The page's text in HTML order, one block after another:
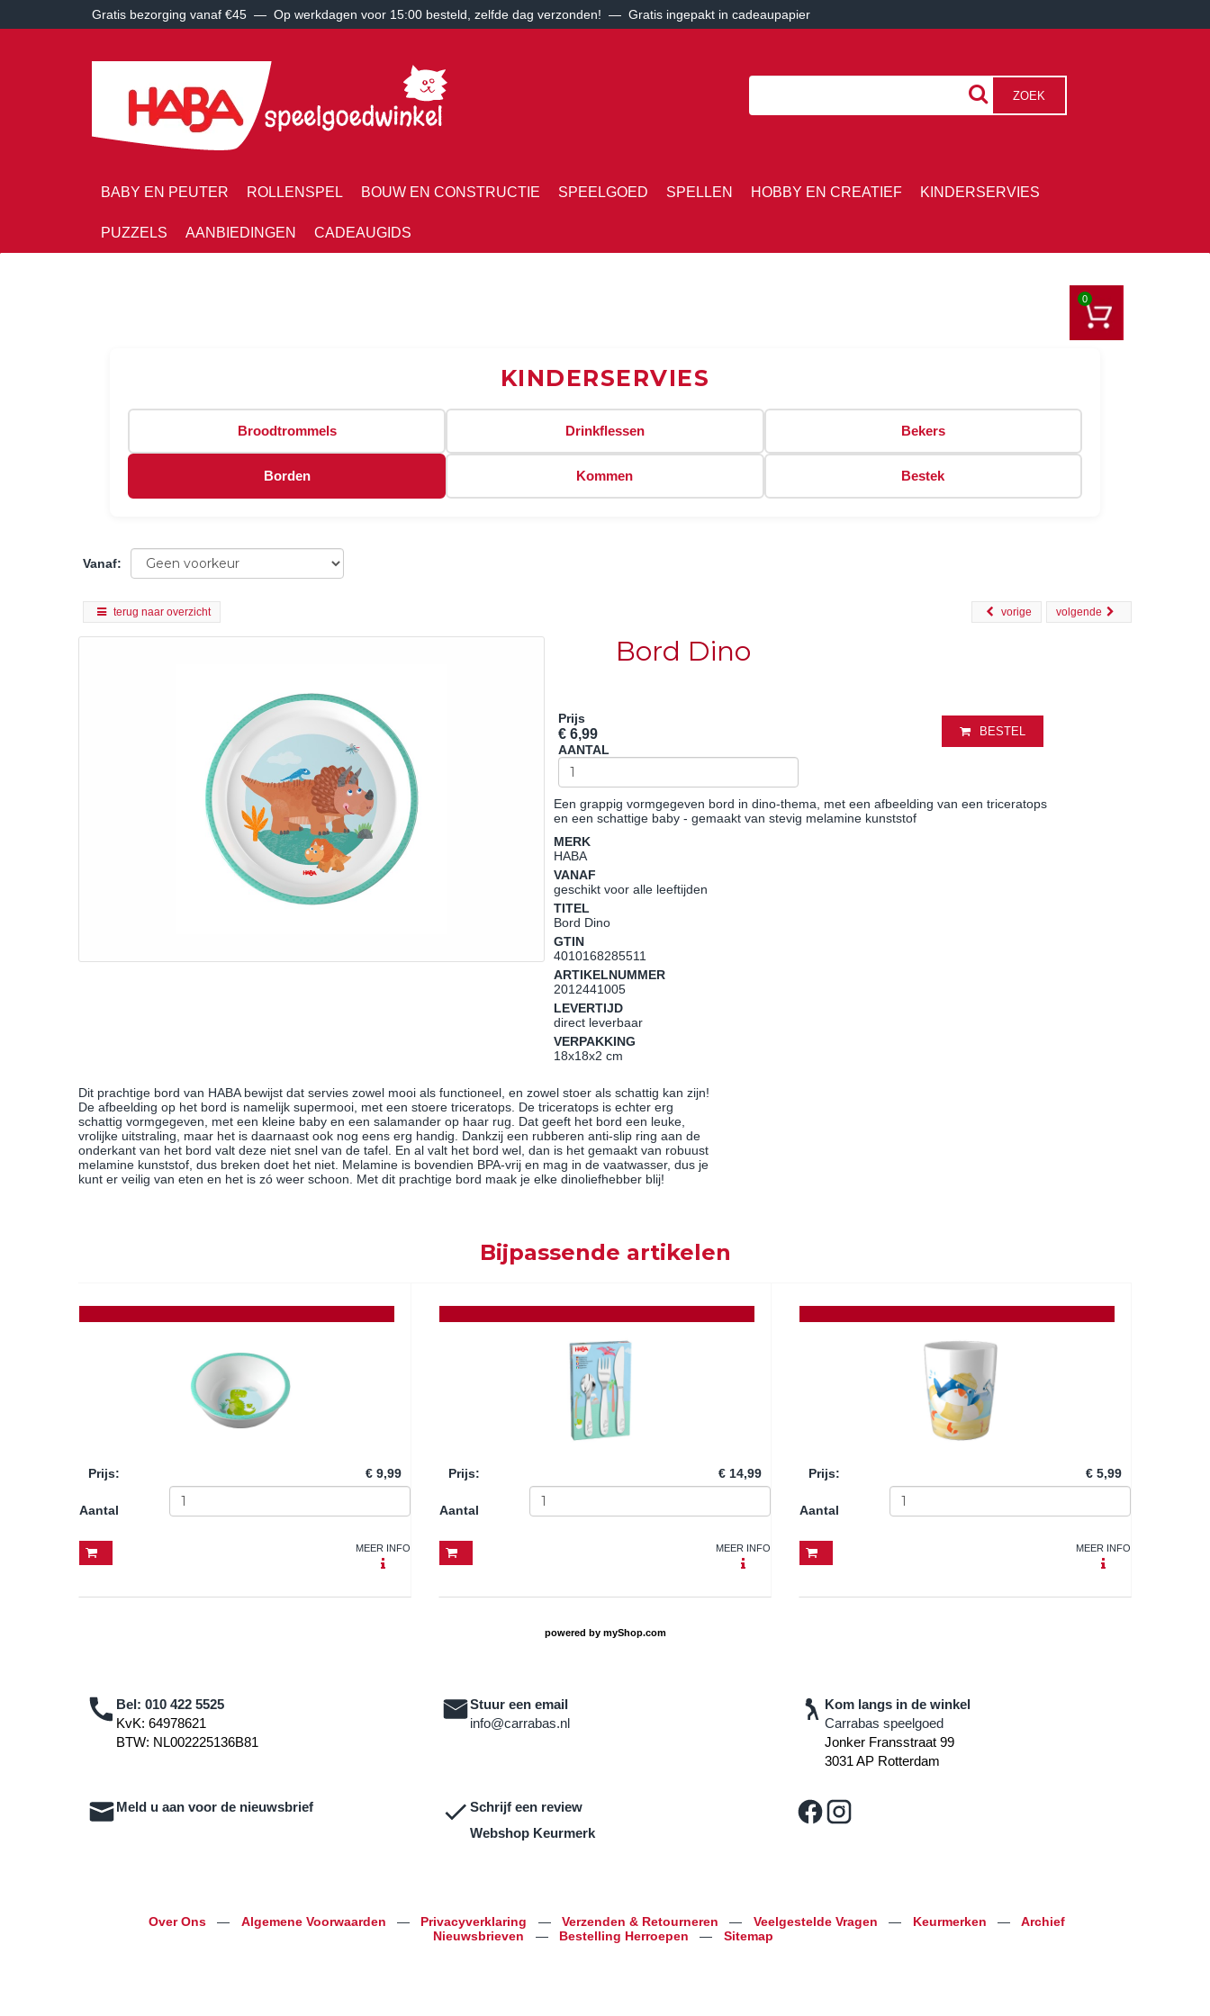
Gratis bezorging vanaf €45 — Op werkdagen voor 15:00 besteld, zelfde dag verzonden! — Gratis ingepakt in cadeaupapier
ZOEK
BABY EN PEUTER ROLLENSPEL BOUW EN CONSTRUCTIE SPEELGOED SPELLEN HOBBY EN CREATIEF KINDERSERVIES
PUZZELS AANBIEDINGEN CADEAUGIDS
0
KINDERSERVIES
Broodtrommels Drinkflessen Bekers
Borden Kommen Bestek
Vanaf:
terug naar overzicht volgende
vorige
Bord Dino
Prijs
€ 6,99
AANTAL
BESTEL
Een grappig vormgegeven bord in dino-thema, met een afbeelding van een triceratops
en een schattige baby - gemaakt van stevig melamine kunststof
MERK
HABA
VANAF
geschikt voor alle leeftijden
TITEL
Bord Dino
GTIN
4010168285511
ARTIKELNUMMER
2012441005
LEVERTIJD
direct leverbaar
VERPAKKING
18x18x2 cm
Dit prachtige bord van HABA bewijst dat servies zowel mooi als functioneel, en zowel stoer als schattig kan zijn!
De afbeelding op het bord is namelijk supermooi, met een stoere triceratops. De triceratops is echter erg
schattig vormgegeven, met een kleine baby en een salamander op haar rug. Dat geeft het bord een leuke,
vrolijke uitstraling, maar het is daarnaast ook nog eens erg handig. Dankzij een rubberen anti-slip ring aan de
onderkant van het bord valt deze niet snel van de tafel. En al valt het bord wel, dan is het gemaakt van robuust
melamine kunststof, dus breken doet het niet. Melamine is bovendien BPA-vrij en mag in de vaatwasser, dus je
kunt er veilig van eten en het is zó weer schoon. Met dit prachtige bord maak je elke dinoliefhebber blij!
Bijpassende artikelen
Prijs: € 9,99
Aantal
MEER INFO
Prijs: € 14,99
Aantal
MEER INFO
Prijs: € 5,99
Aantal
MEER INFO
powered by myShop.com
Bel: 010 422 5525
KvK: 64978621
BTW: NL002225136B81
Stuur een email
info@carrabas.nl
Kom langs in de winkel
Carrabas speelgoed
Jonker Fransstraat 99
3031 AP Rotterdam
Meld u aan voor de nieuwsbrief
Schrijf een review
Webshop Keurmerk
Over Ons — Algemene Voorwaarden — Privacyverklaring — Verzenden & Retourneren — Veelgestelde Vragen — Keurmerken —
Archief
Nieuwsbrieven
— Bestelling Herroepen — Sitemap